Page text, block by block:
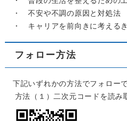
​ ・ 不安や不調の原因と対処法
・ キャリアを前向きに考える
フォロー方法
下記いずれかの方法でフォローで
方法（１）二次元コードを読み